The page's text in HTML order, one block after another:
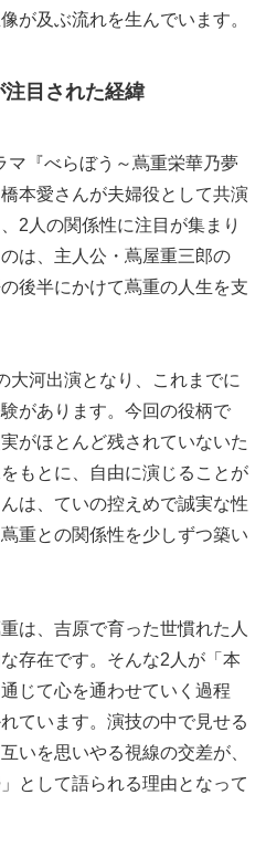
が及ぶ流れを生んでいます。
目された経緯
マ『べらぼう～蔦重栄華乃夢
本愛さんが夫婦役として共演
2人の関係性に注目が集まり
は、主人公・蔦屋重三郎の
後半にかけて蔦重の人生を支
大河出演となり、これまでに
があります。今回の役柄で
がほとんど残されていないた
もとに、自由に演じることが
は、ていの控えめで誠実な性
重との関係性を少しずつ築い
は、吉原で育った世慣れた人
存在です。そんな2人が「本
じて心を通わせていく過程
ています。演技の中で見せる
いを思いやる視線の交差が、
として語られる理由となって